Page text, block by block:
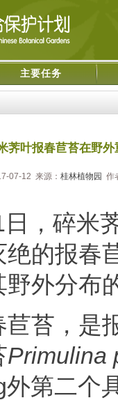
主要任务
荠叶报春苣苔在野
07-12 来源： 桂林植物园 作
碎米
的报春
外分布
苔，是
Primulina
外第二个